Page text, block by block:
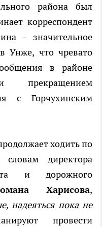
района был
корреспондент
- значительное
Унже, что чревато
в районе
прекращением
с Горчухинским
ходить по
директора
и дорожного
Харисова,
надеяться пока не
провести